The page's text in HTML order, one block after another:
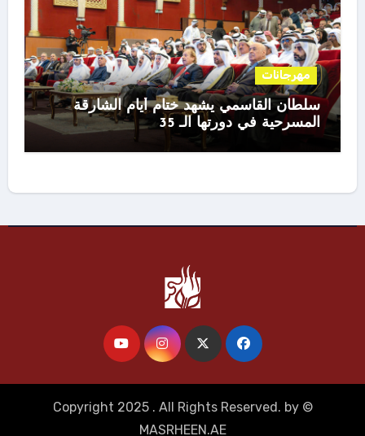
مهرجانات
سلطان القاسمي يشهد ختام أيام الشارقة
المسرحية في دورتها الـ 35
أخبار
المسرحيين
© Copyright 2025 . All Rights Reserved. by
MASRHEEN.AE